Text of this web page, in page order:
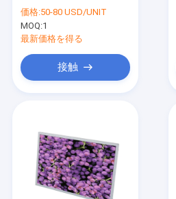
価格:50-80 USD/UNIT
MOQ:1
最新価格を得る
接触